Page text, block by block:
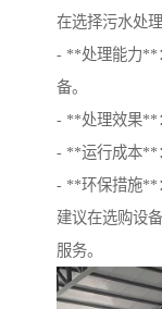
在选择污水处
- **处理能力**
备。
- **处理效果**
- **运行成本**
- **环保措施**
建议在选购设
服务。